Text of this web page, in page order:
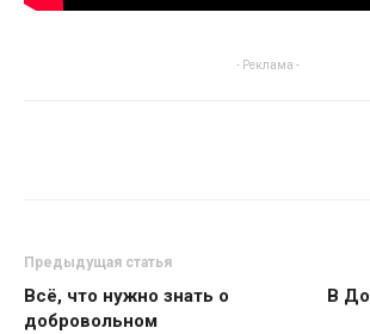
- Реклама -
Предыдущая статья
Всё, что нужно знать о
добровольном
В